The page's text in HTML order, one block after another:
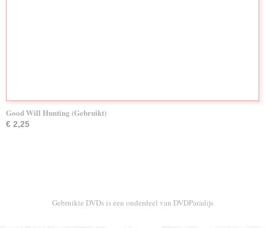
Good Will Hunting (Gebruikt)
€ 2,25
Gebruikte DVDs is een onderdeel van DVDParadijs